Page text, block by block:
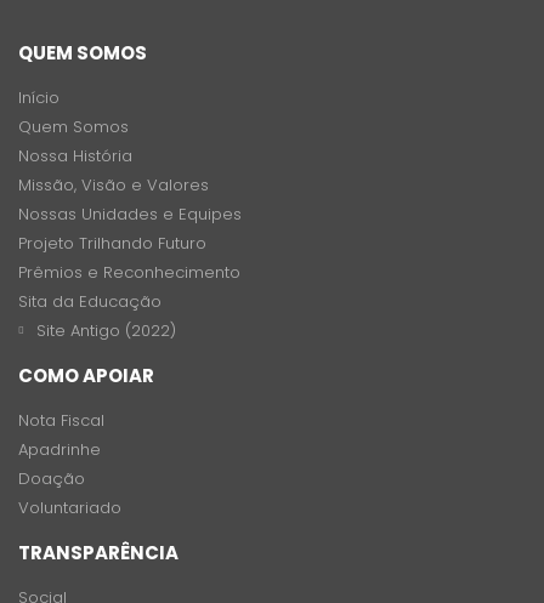
QUEM SOMOS
Início
Quem Somos
Nossa História
Missão, Visão e Valores
Nossas Unidades e Equipes
Projeto Trilhando Futuro
Prêmios e Reconhecimento
Sita da Educação
Site Antigo (2022)
COMO APOIAR
Nota Fiscal
Apadrinhe
Doação
Voluntariado
TRANSPARÊNCIA
Social